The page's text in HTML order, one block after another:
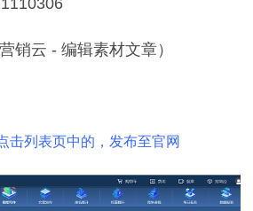
销云 - 编辑素材文章）
击列表页中的，发布至官网